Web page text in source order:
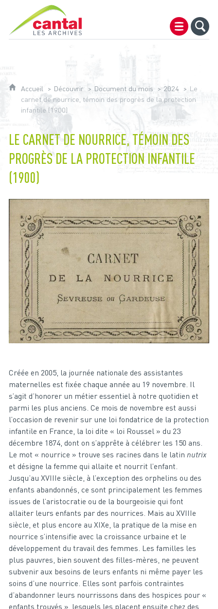
Archives du Cantal
Accueil Découvrir Document du mois 2024
Le
carnet de nourrice, témoin des progrès de la protection
infantile (1900)
LE CARNET DE NOURRICE, TÉMOIN DES
PROGRÈS DE LA PROTECTION INFANTILE
(1900)
Créée en 2005, la journée nationale des assistantes
maternelles est fixée chaque année au 19 novembre. Il
s’agit d’honorer un métier essentiel à notre quotidien et
parmi les plus anciens. Ce mois de novembre est aussi
l’occasion de revenir sur une loi fondatrice de la protection
infantile en France, la loi dite « loi Roussel » du 23
décembre 1874, dont on s’apprête à célébrer les 150 ans.
Le mot « nourrice » trouve ses racines dans le latin nutrix
et désigne la femme qui allaite et nourrit l’enfant.
Jusqu’au XVIIIe siècle, à l’exception des orphelins ou des
enfants abandonnés, ce sont principalement les femmes
issues de l’aristocratie ou de la bourgeoisie qui font
allaiter leurs enfants par des nourrices. Mais au XVIIIe
siècle, et plus encore au XIXe, la pratique de la mise en
nourrice s’intensifie avec la croissance urbaine et le
développement du travail des femmes. Les familles les
plus pauvres, bien souvent des filles-mères, ne peuvent
subvenir aux besoins de leurs enfants ni même payer les
soins d’une nourrice. Elles sont parfois contraintes
d’abandonner leurs nourrissons dans des hospices pour «
enfants trouvés », lesquels les placent ensuite chez des